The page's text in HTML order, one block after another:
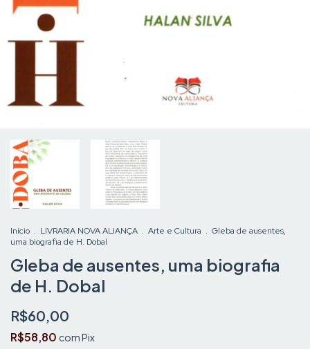
Início . LIVRARIA NOVA ALIANÇA . Arte e Cultura . Gleba de ausentes,
uma biografia de H. Dobal
Gleba de ausentes, uma biografia
de H. Dobal
R$60,00
R$58,80 comPix